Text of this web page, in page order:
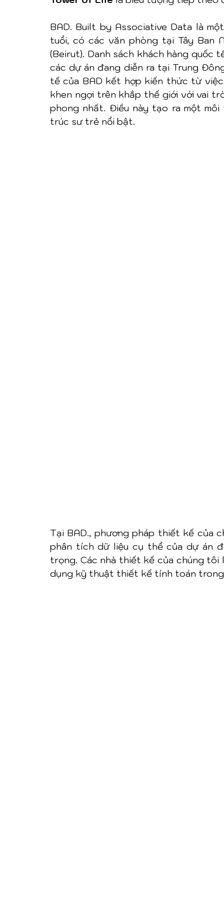
BAD. Built by Associative Data là
tuổi, có các văn phòng tại Tây Ban
(Beirut). Danh sách khách hàng quốc
các dự án đang diễn ra tại Trung
tế của BAD kết hợp kiến thức từ
khen ngợi trên khắp thế giới với vai
phong nhất. Điều này tạo ra một
trúc sư trẻ nổi bật.
Tại BAD., phương pháp thiết kế của
phân tích dữ liệu cụ thể của dự án
trọng. Các nhà thiết kế của chúng tôi
dụng kỹ thuật thiết kế tính toán